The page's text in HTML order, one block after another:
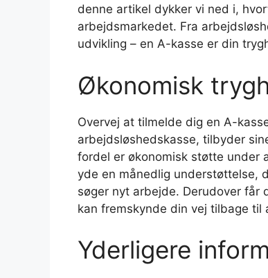
denne artikel dykker vi ned i,
arbejdsmarkedet. Fra
udvikling – en A-kasse er din
Økonomisk
Overvej at tilmelde dig en A-
arbejdsløshedskasse, tilbyder
fordel er økonomisk støtte under
yde en månedlig understøttelse,
søger nyt arbejde. Derudover får
kan fremskynde din vej tilbage til
Yderligere